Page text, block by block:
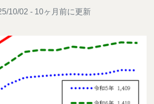
10/02 - 10ヶ月前に更新